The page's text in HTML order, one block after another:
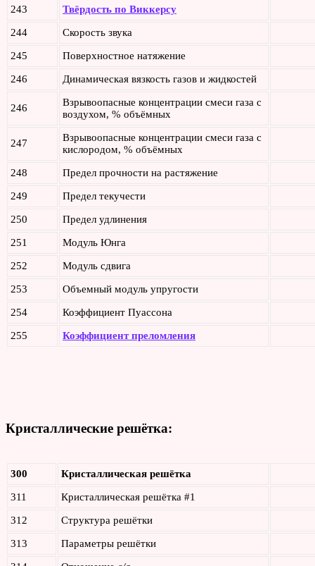
243 Твёрдость по Виккерсу
244 Скорость звука
245 Поверхностное натяжение
246 Динамическая вязкость газов и жидкостей
246
Взрывоопасные концентрации смеси газа с
воздухом, % объёмных
247
Взрывоопасные концентрации смеси газа с
кислородом, % объёмных
248 Предел прочности на растяжение
249 Предел текучести
250 Предел удлинения
251 Модуль Юнга
252 Модуль сдвига
253 Объемный модуль упругости
254 Коэффициент Пуассона
255 Коэффициент преломления
Кристаллические решётка:
300 Кристаллическая решётка
311 Кристаллическая решётка #1
312 Структура решётки
313 Параметры решётки